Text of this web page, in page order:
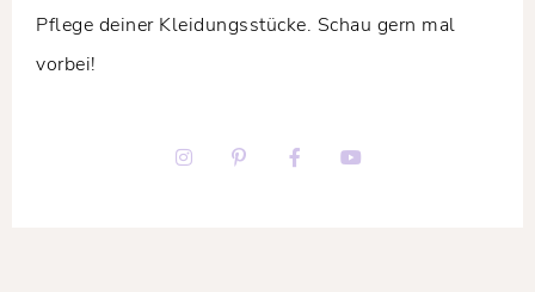
Pflege deiner Kleidungsstücke. Schau gern mal
vorbei!